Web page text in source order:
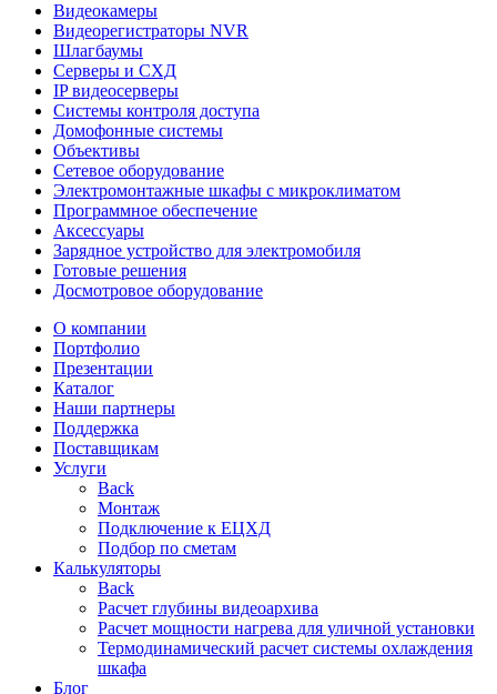
Видеокамеры
Видеорегистраторы NVR
Шлагбаумы
Серверы и СХД
IP видеосерверы
Системы контроля доступа
Домофонные системы
Объективы
Сетевое оборудование
Электромонтажные шкафы с микроклиматом
Программное обеспечение
Аксессуары
Зарядное устройство для электромобиля
Готовые решения
Досмотровое оборудование
О компании
Портфолио
Презентации
Каталог
Наши партнеры
Поддержка
Поставщикам
Услуги
Back
Монтаж
Подключение к ЕЦХД
Подбор по сметам
Калькуляторы
Back
Расчет глубины видеоархива
Расчет мощности нагрева для уличной установки
Термодинамический расчет системы охлаждения
шкафа
Блог